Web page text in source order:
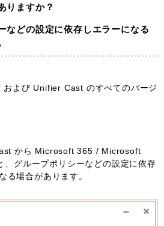
りますか？
などの設定に依存しエラーになる
よび Unifier Cast のすべてのバージ
から Microsoft 365 / Microsoft
グループポリシーなどの設定に依存
る場合があります。